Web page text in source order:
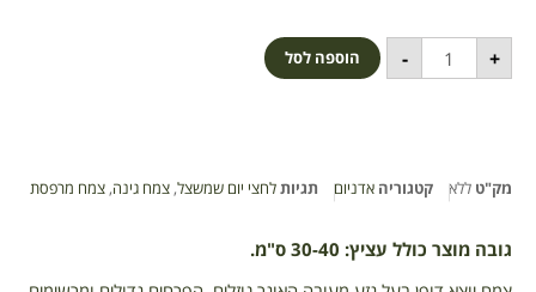
+ הוספה לסל
מק"טללא קטגוריהאדניום תגיותלחצי יום שמשצל,צמח גינה,צמח מרפסת
גובה מוצר כולל עציץ: 30-40 ס"מ.